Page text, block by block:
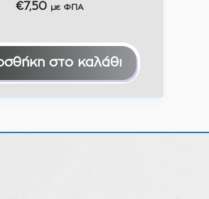
€7,50 με ΦΠΑ
στο καλάθι